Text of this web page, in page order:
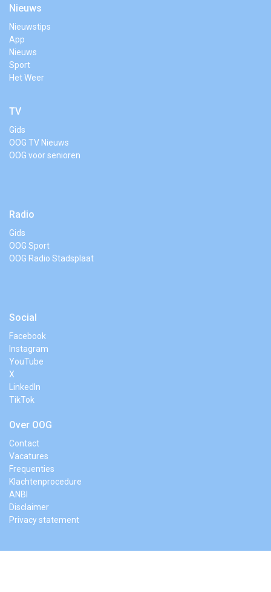
Nieuws
Nieuwstips
App
Nieuws
Sport
Het Weer
TV
Gids
OOG TV Nieuws
OOG voor senioren
Radio
Gids
OOG Sport
OOG Radio Stadsplaat
Social
Facebook
Instagram
YouTube
X
LinkedIn
TikTok
Over OOG
Contact
Vacatures
Frequenties
Klachtenprocedure
ANBI
Disclaimer
Privacy statement